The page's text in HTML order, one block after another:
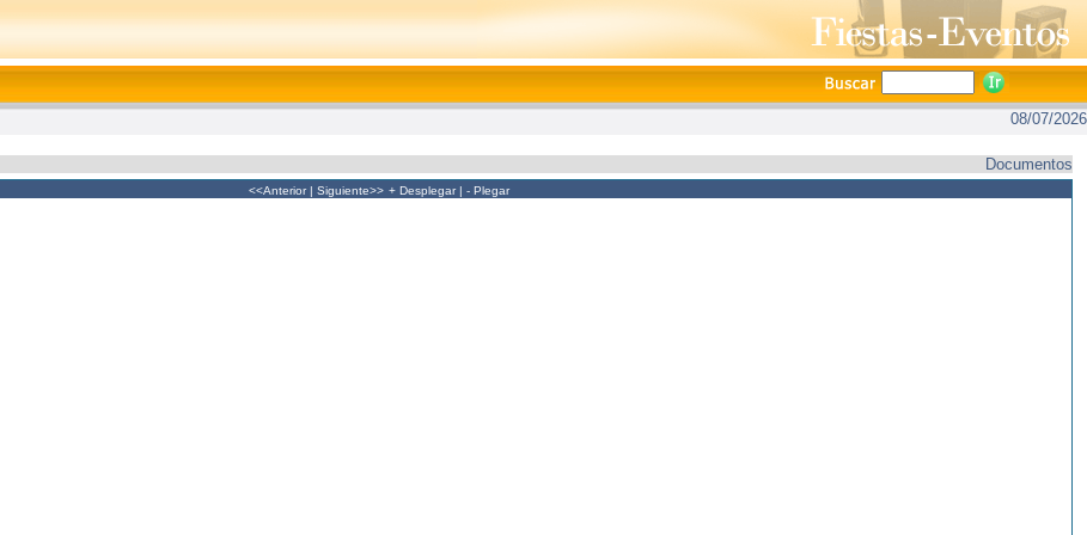
08/07/2026
Documentos
<<Anterior| Siguiente>> + Desplegar| - Plegar